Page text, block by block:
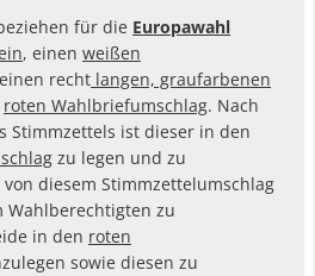
für die Europawahl
, einen weißen
recht langen, graufarbenen
roten Wahlbriefumschlag. Nach
Stimmzettels ist dieser in den
zu legen und zu
diesem Stimmzettelumschlag
Wahlberechtigten zu
in den roten
sowie diesen zu